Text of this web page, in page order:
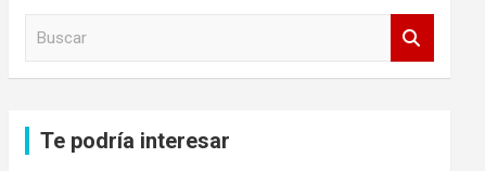
Te podría interesar